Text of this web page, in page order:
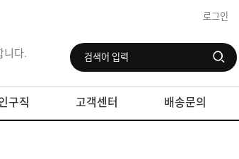
로그인
니다.
구직 고객센터 배송문의